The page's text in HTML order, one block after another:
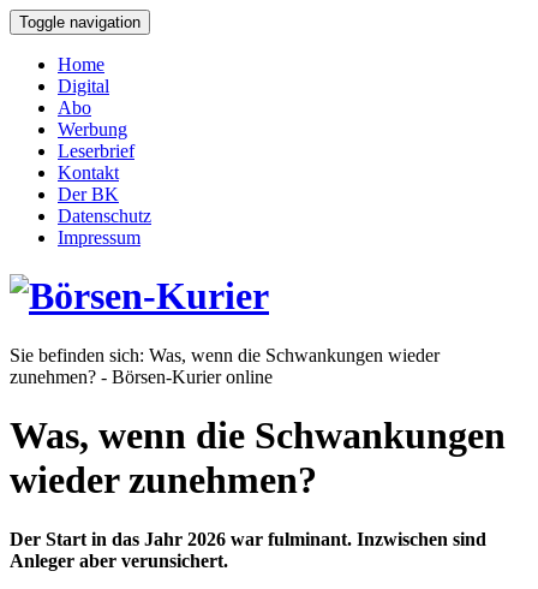
Toggle navigation
Home
Digital
Abo
Werbung
Leserbrief
Kontakt
Der BK
Datenschutz
Impressum
Sie befinden sich: Was, wenn die Schwankungen wieder
zunehmen? - Börsen-Kurier online
Was, wenn die Schwankungen
wieder zunehmen?
Der Start in das Jahr 2026 war fulminant. Inzwischen sind
Anleger aber verunsichert.